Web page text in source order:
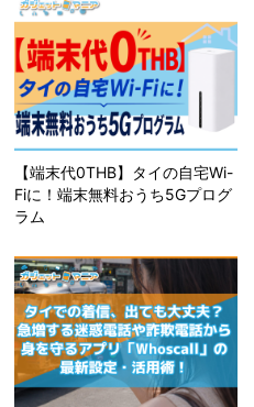
【端末代0THB】タイの自宅Wi-
Fiに！端末無料おうち5Gプログ
ラム